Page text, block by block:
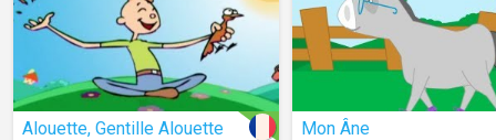
Alouette, Gentille Alouette Mon Âne